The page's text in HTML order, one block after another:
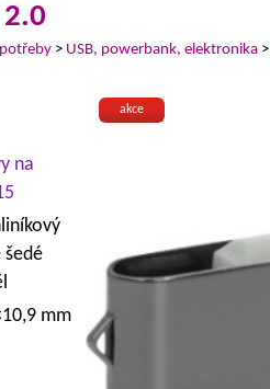
> USB, powerbank, elektronika
akce
na
šedé
mm